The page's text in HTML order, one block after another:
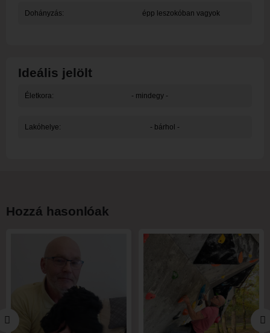
Dohányzás: épp leszokóban vagyok
Ideális jelölt
Életkora: - mindegy -
Lakóhelye: - bárhol -
Hozzá hasonlóak